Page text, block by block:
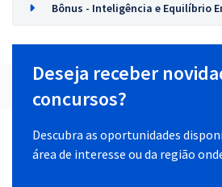
Bônus - Inteligência e Equilíbrio
Deseja receber
concursos?
Descubra as oportunidades
área de interesse ou da região